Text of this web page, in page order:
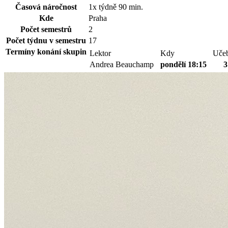
Časová náročnost
1x týdně 90 min.
Kde
Praha
Počet semestrů
2
Počet týdnu v semestru 17
Termíny konání skupin Lektor Kdy
Andrea Beauchamp
pondělí 18:15 3